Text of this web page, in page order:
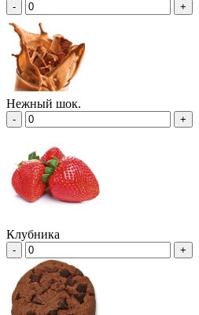
- +
Нежный шок.
- +
Клубника
- +